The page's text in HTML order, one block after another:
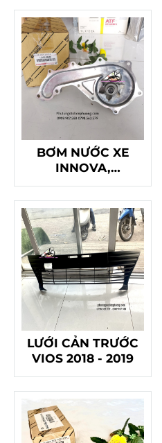
BƠM NƯỚC XE
INNOVA,
FORTUNER,
HILLUX , HIACE
LƯỚI CẢN TRƯỚC
VIOS 2018 - 2019